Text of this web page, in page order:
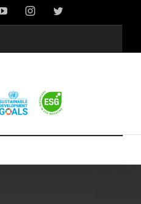
YouTubeInstagramTwitter